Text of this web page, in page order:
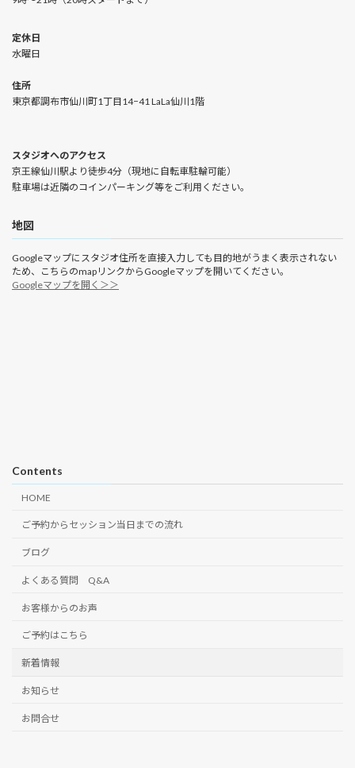
定休日
水曜日
住所
東京都調布市仙川町1丁目14−41 LaLa仙川1階
スタジオへのアクセス
京王線仙川駅より徒歩4分（現地に自転車駐輪可能）
駐車場は近隣のコインパーキング等をご利用ください。
地図
Googleマップにスタジオ住所を直接入力しても目的地がうまく表示されない
ため、こちらのmapリンクからGoogleマップを開いてください。
Googleマップを開く＞＞
Contents
HOME
ご予約からセッション当日までの流れ
ブログ
よくある質問 Q&A
お客様からのお声
ご予約はこちら
新着情報
お知らせ
お問合せ